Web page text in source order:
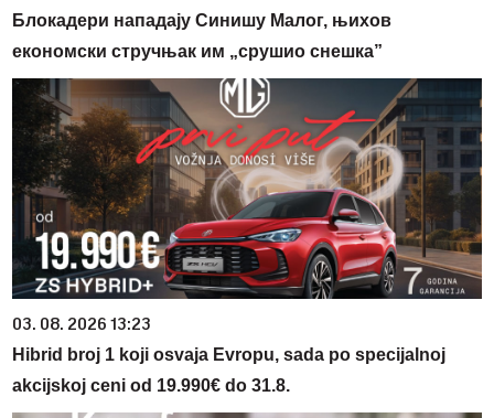
Блокадери нападају Синишу Малог, њихов
економски стручњак им „срушио снешка”
03. 08. 2026 13:23
Hibrid broj 1 koji osvaja Evropu, sada po specijalnoj
akcijskoj ceni od 19.990€ do 31.8.